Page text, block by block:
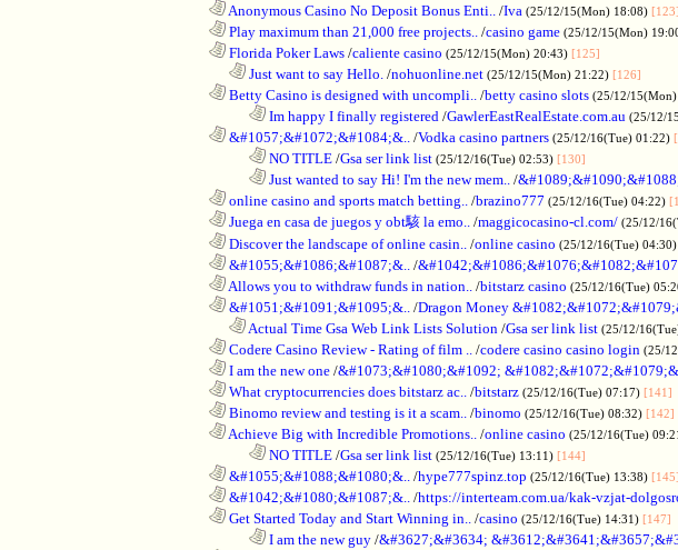
Anonymous Casino No Deposit Bonus Enti.. /Iva (25/12/15(Mon) 18:08) [123]
Play maximum than 21,000 free projects.. /casino game (25/12/15(Mon)
Florida Poker Laws /caliente casino (25/12/15(Mon) 20:43) [125]
Just want to say Hello. /nohuonline.net (25/12/15(Mon) 21:22) [126]
Betty Casino is designed with uncompli.. /betty casino slots (25/12/
Im happy I finally registered /GawlerEastRealEstate.com.au (25/12/
&#1057;&#1072;&#1084;&.. /Vodka casino partners (25/12/16(Tue) 01:22)
NO TITLE /Gsa ser link list (25/12/16(Tue) 02:53) [130]
Just wanted to say Hi! I'm the new mem.. /
online casino and sports match betting.. /brazino777 (25/12/16(Tue) 04:22)
Juega en casa de juegos y obt駭 la emo.. /maggicocasino-cl.com/ (25/12/
Discover the landscape of online casin.. /online casino (25/12/16(Tue) 04:30)
&#1055;&#1086;&#1087;&.. /
Allows you to withdraw funds in nation.. /bitstarz casino (25/12/16(Tue)
&#1051;&#1091;&#1095;&.. /Dragon Money
Actual Time Gsa Web Link Lists Solution /Gsa ser link list (25/12/
Codere Casino Review - Rating of film .. /codere casino casino login (25/
I am the new one /&#1073;&#1080;&#1092;
What cryptocurrencies does bitstarz ac.. /bitstarz (25/12/16(Tue) 07:17) [141]
Binomo review and testing is it a scam.. /binomo (25/12/16(Tue) 08:32) [142]
Achieve Big with Incredible Promotions.. /online casino (25/12/16(Tue)
NO TITLE /Gsa ser link list (25/12/16(Tue) 13:11) [144]
&#1055;&#1088;&#1080;&.. /hype777spinz.top (25/12/16(Tue) 13:38) [145]
&#1042;&#1080;&#1087;&.. /https://interteam.com.ua/kak-vzjat-
Get Started Today and Start Winning in.. /casino (25/12/16(Tue) 14:31) [147]
I am the new guy /&#3627;&#3634;